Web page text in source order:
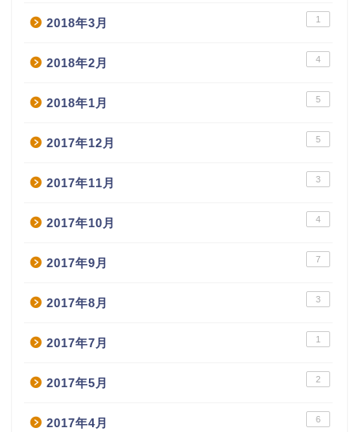
2018年3月 1
2018年2月 4
2018年1月 5
2017年12月 5
2017年11月 3
2017年10月 4
2017年9月 7
2017年8月 3
2017年7月 1
2017年5月 2
2017年4月 6